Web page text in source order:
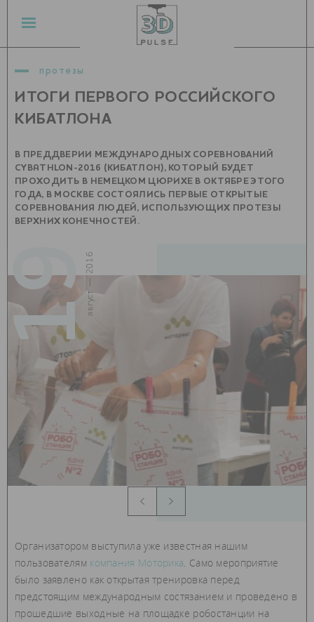
протезы
ИТОГИ ПЕРВОГО РОССИЙСКОГО
КИБАТЛОНА
В ПРЕДДВЕРИИ МЕЖДУНАРОДНЫХ СОРЕВНОВАНИЙ
CYBATHLON-2016 (КИБАТЛОН), КОТОРЫЙ БУДЕТ
ПРОХОДИТЬ В НЕМЕЦКОМ ЦЮРИХЕ В ОКТЯБРЕ ЭТОГО
ГОДА, В МОСКВЕ СОСТОЯЛИСЬ ПЕРВЫЕ ОТКРЫТЫЕ
СОРЕВНОВАНИЯ ЛЮДЕЙ, ИСПОЛЬЗУЮЩИХ ПРОТЕЗЫ
ВЕРХНИХ КОНЕЧНОСТЕЙ.
19
август — 2016
Организатором выступила уже известная нашим
пользователям компания Моторика. Само мероприятие
было заявлено как открытая тренировка перед
предстоящим международным состязанием и проведено в
прошедшие выходные на площадке робостанции на